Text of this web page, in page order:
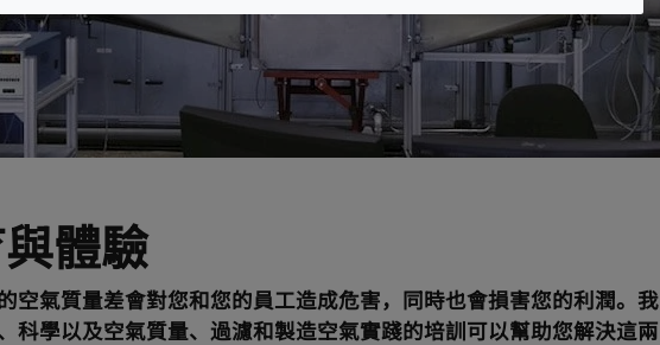
體驗
空氣質量差會對您和您的員工造成危害，同時也會損害您的利潤。我
科學以及空氣質量、過濾和製造空氣實踐的培訓可以幫助您解決這兩